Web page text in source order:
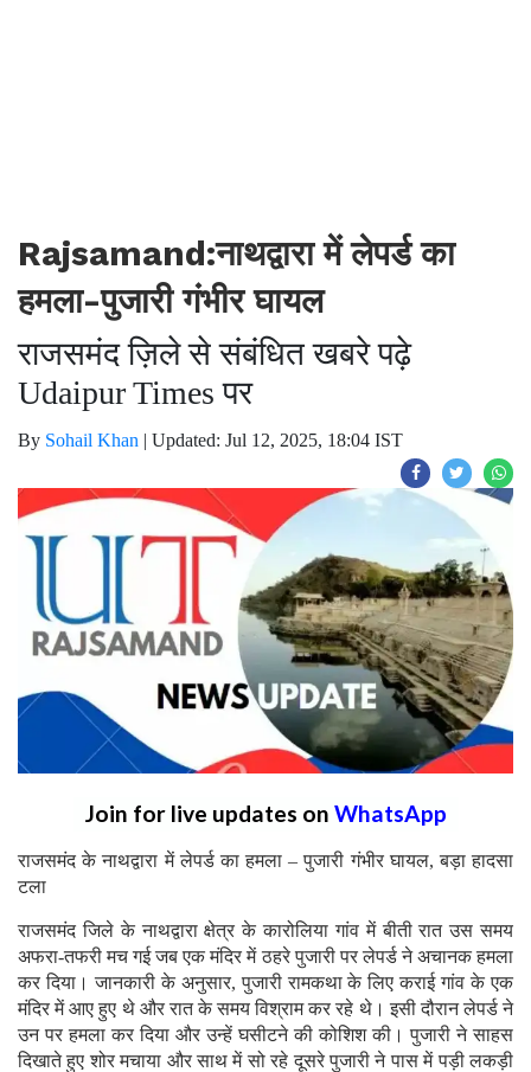
Rajsamand:नाथद्वारा में लेपर्ड का
हमला-पुजारी गंभीर घायल
राजसमंद ज़िले से संबंधित खबरे पढ़े
Udaipur Times पर
By Sohail Khan | Updated: Jul 12, 2025, 18:04 IST
Join for live updates on WhatsApp
राजसमंद के नाथद्वारा में लेपर्ड का हमला – पुजारी गंभीर घायल, बड़ा हादसा
टला
राजसमंद जिले के नाथद्वारा क्षेत्र के कारोलिया गांव में बीती रात उस समय
अफरा-तफरी मच गई जब एक मंदिर में ठहरे पुजारी पर लेपर्ड ने अचानक हमला
कर दिया। जानकारी के अनुसार, पुजारी रामकथा के लिए कराई गांव के एक
मंदिर में आए हुए थे और रात के समय विश्राम कर रहे थे। इसी दौरान लेपर्ड ने
उन पर हमला कर दिया और उन्हें घसीटने की कोशिश की। पुजारी ने साहस
दिखाते हुए शोर मचाया और साथ में सो रहे दूसरे पुजारी ने पास में पड़ी लकड़ी